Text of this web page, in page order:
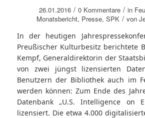
26.01.2016 / 0 Kommentare / in
Monatsbericht, Presse,SPK / von
In der heutigen
Preußischer Kulturbesitz berichtete
Kempf, Generaldirektorin der
von zwei jüngst lizensierten
Benutzern der Bibliothek auch im
werden können: Zum Ende des
Datenbank „U.S. Intelligence on
lizensiert. Die etwa 4.000